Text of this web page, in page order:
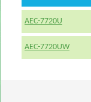
AEC-7720U
AEC-7720UW